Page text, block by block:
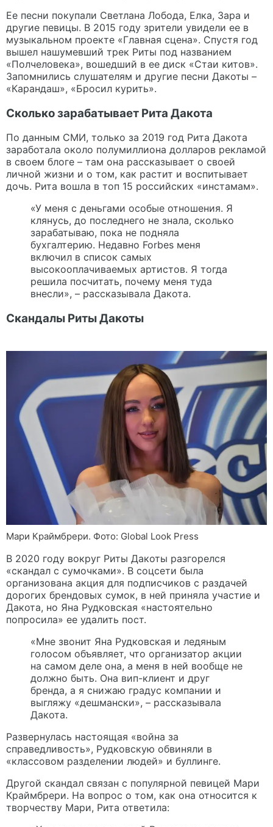
Ее песни покупали Светлана Лобода, Елка, Зара и
другие певицы. В 2015 году зрители увидели ее в
музыкальном проекте «Главная сцена». Спустя год
вышел нашумевший трек Риты под названием
«Полчеловека», вошедший в ее диск «Стаи китов».
Запомнились слушателям и другие песни Дакоты –
«Карандаш», «Бросил курить».
Сколько зарабатывает Рита Дакота
По данным СМИ, только за 2019 год Рита Дакота
заработала около полумиллиона долларов рекламой
в своем блоге – там она рассказывает о своей
личной жизни и о том, как растит и воспитывает
дочь. Рита вошла в топ 15 российских «инстамам».
«У меня с деньгами особые отношения. Я
клянусь, до последнего не знала, сколько
зарабатываю, пока не подняла
бухгалтерию. Недавно Forbes меня
включил в список самых
высокооплачиваемых артистов. Я тогда
решила посчитать, почему меня туда
внесли», – рассказывала Дакота.
Скандалы Риты Дакоты
Мари Краймбрери. Фото: Global Look Press
В 2020 году вокруг Риты Дакоты разгорелся
«скандал с сумочками». В соцсети была
организована акция для подписчиков с раздачей
дорогих брендовых сумок, в ней приняла участие и
Дакота, но Яна Рудковская «настоятельно
попросила» ее удалить пост.
«Мне звонит Яна Рудковская и ледяным
голосом объявляет, что организатор акции
на самом деле она, а меня в ней вообще не
должно быть. Она вип-клиент и друг
бренда, а я снижаю градус компании и
выгляжу «дешмански», – рассказывала
Дакота.
Развернулась настоящая «война за
справедливость», Рудковскую обвиняли в
«классовом разделении людей» и буллинге.
Другой скандал связан с популярной певицей Мари
Краймбрери. На вопрос о том, как она относится к
творчеству Мари, Рита ответила: